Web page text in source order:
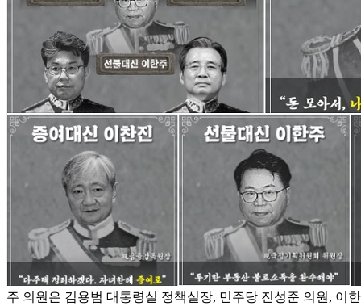
주 의원은 김용범 대통령실 정책실장, 민주당 진성준 의원, 이